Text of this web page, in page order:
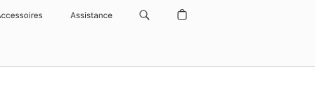
Assistance